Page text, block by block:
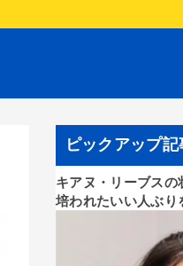
ピックアップ記
キアヌ・リーブス
培われたいい人ぶり